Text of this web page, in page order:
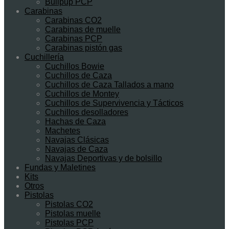
Bullpup PCP
Carabinas
Carabinas CO2
Carabinas de muelle
Carabinas PCP
Carabinas pistón gas
Cuchillería
Cuchillos Bowie
Cuchillos de Caza
Cuchillos de Caza Tallados a mano
Cuchillos de Montey
Cuchillos de Supervivencia y Tácticos
Cuchillos desolladores
Hachas de Caza
Machetes
Navajas Clásicas
Navajas de Caza
Navajas Deportivas y de bolsillo
Fundas y Maletines
Kits
Otros
Pistolas
Pistolas CO2
Pistolas muelle
Pistolas PCP